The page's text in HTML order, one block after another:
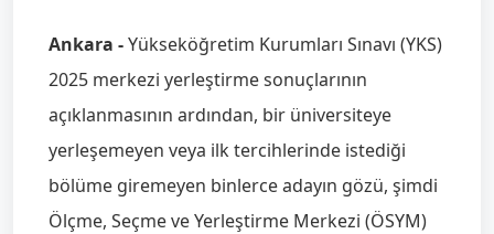
Ankara -Yükseköğretim Kurumları Sınavı (YKS)
2025 merkezi yerleştirme sonuçlarının
açıklanmasının ardından, bir üniversiteye
yerleşemeyen veya ilk tercihlerinde istediği
bölüme giremeyen binlerce adayın gözü, şimdi
Ölçme, Seçme ve Yerleştirme Merkezi (ÖSYM)